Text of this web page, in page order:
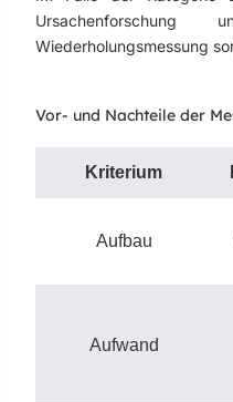
Wiederholungsmessung
Vor- und Nachteile der
Kriterium
Aufbau
Aufwand